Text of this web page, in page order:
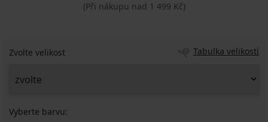
(Při nákupu nad 1 499 Kč)
Zvolte velikost Tabulka velikostí
Vyberte barvu: